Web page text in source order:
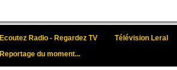
Ecoutez Radio - Regardez TV
Télévision Leral
Reportage du moment...